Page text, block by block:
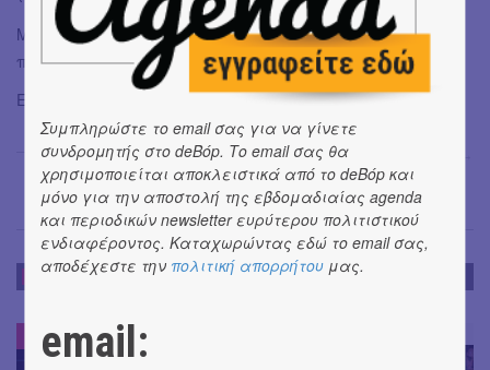
Μπορείτε να βρείτε τη μουσική τους στις
πλατφόρμες:Spotify Bandcamp,Youtube
Ευχαριστώ τη
Mariza Kapsabeliγια την banner photo.
Πάνος Δημητρόπουλος
ΕΝΤΥΠΩΣΕΙΣ
ΕΝΤΥΠΩΣΕΙΣ
Συμπληρώστε το email σας για να γίνετε
συνδρομητής στο deBόp. Το email σας θα
χρησιμοποιείται αποκλειστικά από το deBόp και
μόνο για την αποστολή της εβδομαδιαίας agenda
και περιοδικών newsletter ευρύτερου πολιτιστικού
ενδιαφέροντος. Καταχωρώντας εδώ το email σας,
αποδέχεστε την πολιτική απορρήτου μας.
email: